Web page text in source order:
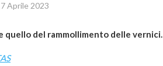
7 Aprile 2023
quello del rammollimento delle vernici.